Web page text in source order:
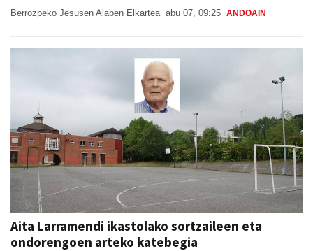
Berrozpeko Jesusen Alaben Elkartea abu 07, 09:25 ANDOAIN
Aita Larramendi ikastolako sortzaileen eta
ondorengoen arteko katebegia